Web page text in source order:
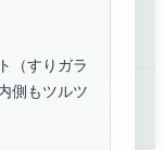
（すりガラ
側もツルツ